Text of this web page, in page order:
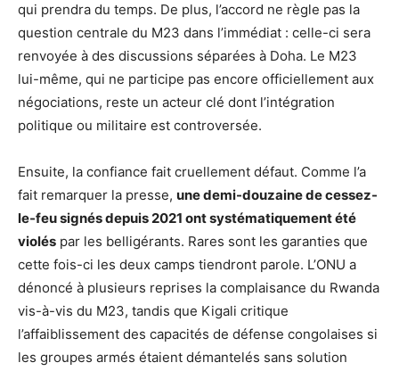
qui prendra du temps. De plus, l’accord ne règle pas la
question centrale du M23 dans l’immédiat : celle-ci sera
renvoyée à des discussions séparées à Doha. Le M23
lui-même, qui ne participe pas encore officiellement aux
négociations, reste un acteur clé dont l’intégration
politique ou militaire est controversée.
Ensuite, la confiance fait cruellement défaut. Comme l’a
fait remarquer la presse, une demi-douzaine de cessez-
le-feu signés depuis 2021 ont systématiquement été
violés par les belligérants. Rares sont les garanties que
cette fois-ci les deux camps tiendront parole. L’ONU a
dénoncé à plusieurs reprises la complaisance du Rwanda
vis-à-vis du M23, tandis que Kigali critique
l’affaiblissement des capacités de défense congolaises si
les groupes armés étaient démantelés sans solution